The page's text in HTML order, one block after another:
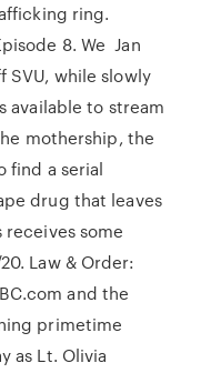
ring.
8. We Jan
SVU, while slowly
available to stream
mothership, the
find a serial
drug that leaves
some
Law & Order:
and the
primetime
as Lt. Olivia